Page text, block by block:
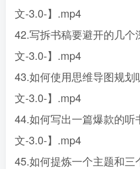
文-3.0-】.mp4
42.写拆书稿要避开的几个
文-3.0-】.mp4
43.如何使用思维导图规划
文-3.0-】.mp4
44.如何写出一篇爆款的听
文-3.0-】.mp4
45.如何提炼一个主题和三